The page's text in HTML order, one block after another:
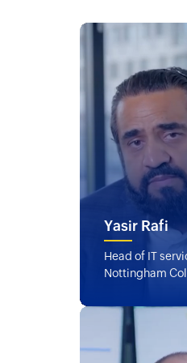
Yasir Rafi
Head of IT
Nottingham